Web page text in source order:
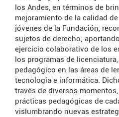
los Andes, en términos de
mejoramiento de la calidad
jóvenes de la Fundación,
sujetos de derecho;
ejercicio colaborativo de los
los programas de
pedagógico en las áreas de
tecnología e informática.
través de diversos
prácticas pedagógicas de
vislumbrando nuevas